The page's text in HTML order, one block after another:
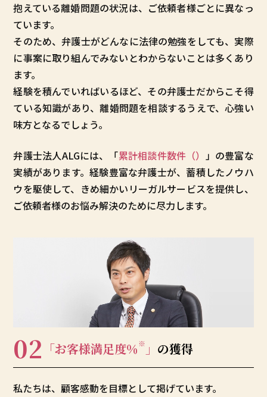
抱えている離婚問題の状況は、ご依頼者様ごとに異なっ
ています。
そのため、弁護士がどんなに法律の勉強をしても、実際
に事案に取り組んでみないとわからないことは多くあり
ます。
経験を積んでいればいるほど、その弁護士だからこそ得
ている知識があり、離婚問題を相談するうえで、心強い
味方となるでしょう。
弁護士法人ALGには、「累計相談件数件（） 」の豊富な
実績があります。経験豊富な弁護士が、蓄積したノウハ
ウを駆使して、きめ細かいリーガルサービスを提供し、
ご依頼者様のお悩み解決のために尽力します。
02 「お客様満足度％※ 」 の獲得
私たちは、顧客感動を目標として掲げています。